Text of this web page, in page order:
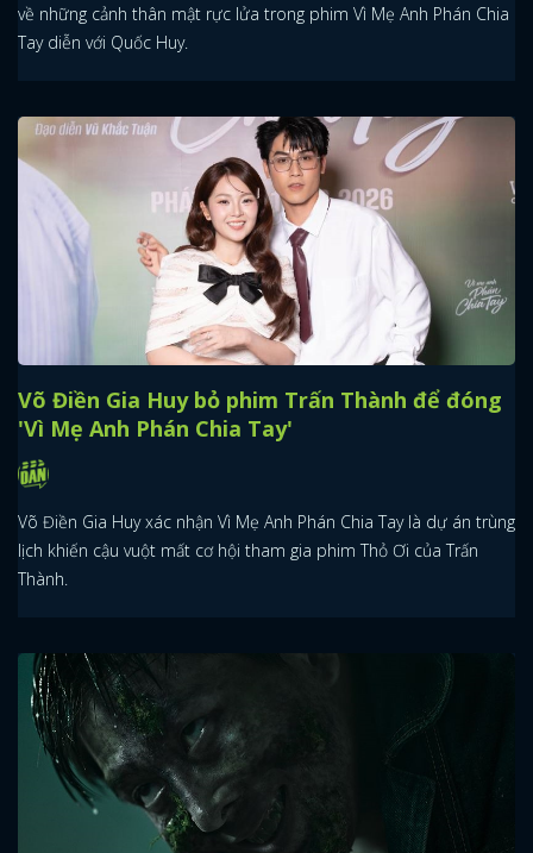
về những cảnh thân mật rực lửa trong phim Vì Mẹ Anh Phán Chia
Tay diễn với Quốc Huy.
Võ Điền Gia Huy bỏ phim Trấn Thành để đóng
'Vì Mẹ Anh Phán Chia Tay'
Võ Điền Gia Huy xác nhận Vì Mẹ Anh Phán Chia Tay là dự án trùng
lịch khiến cậu vuột mất cơ hội tham gia phim Thỏ Ơi của Trấn
Thành.